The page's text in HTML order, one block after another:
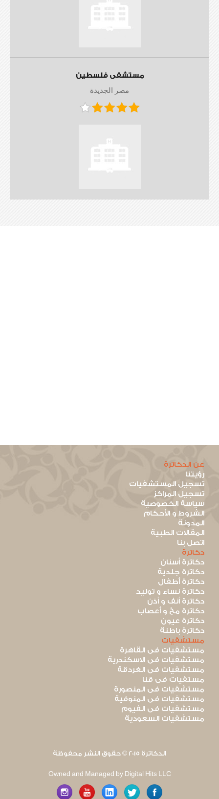
مستشفى فلسطين
مصر الجديدة
عن الدكاترة
رؤيتنا
تسجيل المستشفيات
تسجيل المراكز
سياسة الخصوصية
الشروط و الأحكام
المدونة
المقالات الطبية
اتصل بنا
دكاترة
دكاترة أسنان
دكاترة جلدية
دكاترة أطفال
دكاترة نساء و توليد
دكاترة أنف و أذن
دكاترة مخ و أعصاب
دكاترة عيون
دكاترة باطنة
مستشفيات
مستشفيات فى القاهرة
مستشفيات فى الاسكندرية
مستشفيات فى الغردقة
مستفيات فى قنا
مستشفيات فى المنصورة
مستشفيات فى المنوفية
مستشفيات فى الفيوم
مستشفيات السعودية
الدكاترة 2015 © حقوق النشر محفوظة
Owned and Managed by Digital Hits LLC